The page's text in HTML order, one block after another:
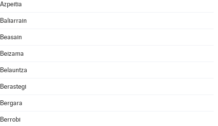
Azpeitia
Baliarrain
Beasain
Beizama
Belauntza
Berastegi
Bergara
Berrobi